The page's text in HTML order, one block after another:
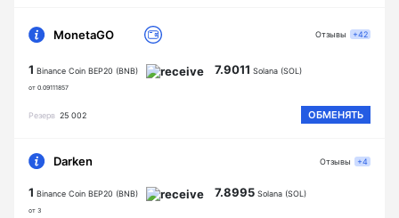
MonetaGO
1 Binance Coin BEP20 (BNB)
от 0.09111857
7.9011 Solana (SOL)
Резерв 25 002 ОБМЕНЯТЬ
Отзывы +42
Darken
1 Binance Coin BEP20 (BNB)
от 3
7.8995 Solana (SOL)
Отзывы +4